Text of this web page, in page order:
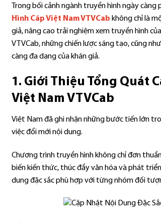
Trong bối cảnh ngành truyền hình ngày
Hình Cáp Việt Nam VTVCab không chỉ là
giả, nâng cao trải nghiệm xem truyền hình
VTVCab, những chiến lược sáng tạo, cũng
càng đa dạng của khán giả.
1. Giới Thiệu Tổng Quát
Việt Nam VTVCab
Việt Nam đã ghi nhận những bước tiến lớn
việc đổi mới nội dung.
Chương trình truyền hình không chỉ đơn
biến kiến thức, thúc đẩy văn hóa và phát
dung đặc sắc phù hợp với từng nhóm đối